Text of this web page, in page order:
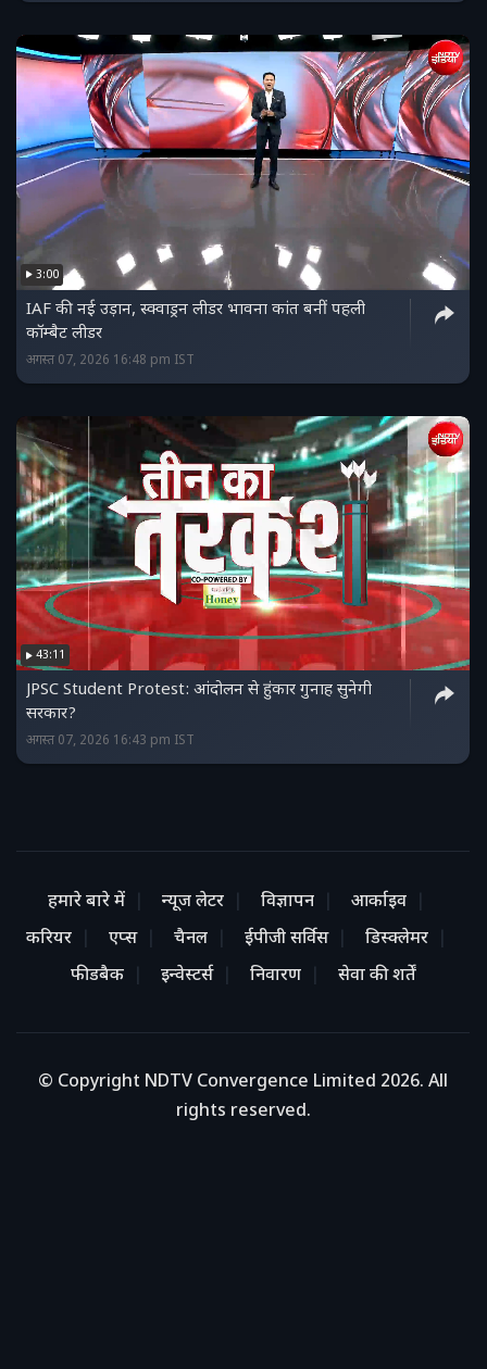
3:00
IAF की नई उड़ान, स्क्वाड्रन लीडर भावना कांत बनीं पहली
कॉम्बैट लीडर
अगस्त 07, 2026 16:48 pm IST
43:11
JPSC Student Protest: आंदोलन से हुंकार गुनाह सुनेगी
सरकार?
अगस्त 07, 2026 16:43 pm IST
हमारे बारे में न्यूज लेटर विज्ञापन
आर्काइव
करियर
एप्स चैनल ईपीजी सर्विस
डिस्क्लेमर
फीडबैक
इन्वेस्टर्स निवारण सेवा की शर्तें
© Copyright NDTV Convergence Limited 2026. All
rights reserved.